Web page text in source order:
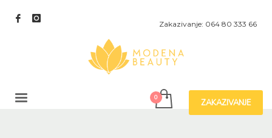
Zakazivanje: 064 80 333 66
ZAKAZIVANJE